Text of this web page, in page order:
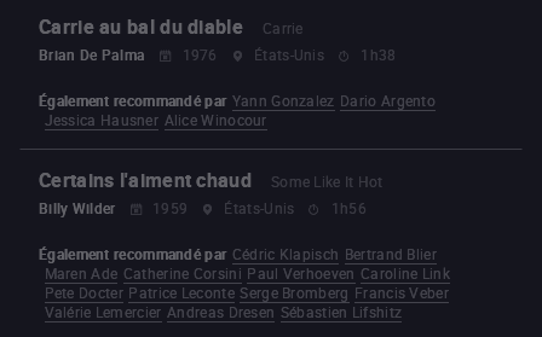
Carrie au bal du diable
Carrie
Brian De Palma
1976 États-Unis 1h38
Également recommandé par Yann Gonzalez Dario Argento
Jessica Hausner Alice Winocour
Certains l'aiment chaud
Some Like It Hot
Billy Wilder
1959 États-Unis 1h56
Également recommandé par Cédric Klapisch Bertrand Blier
Maren Ade Catherine Corsini Paul Verhoeven Caroline Link
Pete Docter Patrice Leconte Serge Bromberg Francis Veber
Valérie Lemercier Andreas Dresen Sébastien Lifshitz